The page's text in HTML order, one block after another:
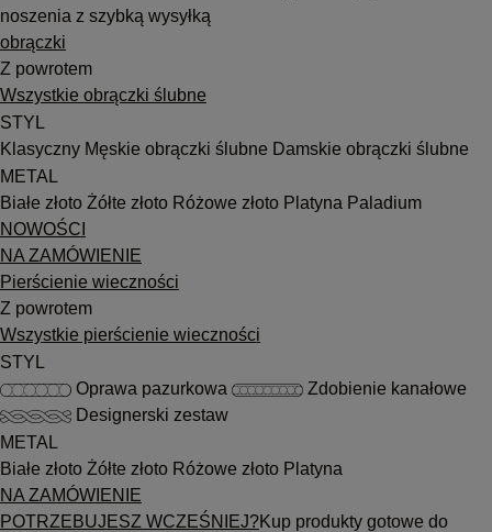
noszenia z szybką wysyłką
obrączki
Z powrotem
Wszystkie obrączki ślubne
STYL
Klasyczny Męskie obrączki ślubne Damskie obrączki ślubne
METAL
Białe złoto Żółte złoto Różowe złoto Platyna Paladium
NOWOŚCI
NA ZAMÓWIENIE
Pierścienie wieczności
Z powrotem
Wszystkie pierścienie wieczności
STYL
Oprawa pazurkowa
Zdobienie kanałowe
Designerski zestaw
METAL
Białe złoto Żółte złoto Różowe złoto Platyna
NA ZAMÓWIENIE
POTRZEBUJESZ WCZEŚNIEJ?Kup produkty gotowe do